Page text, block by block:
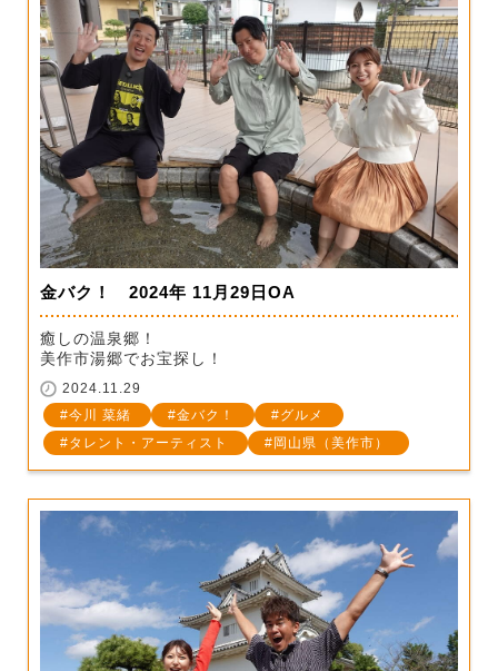
金バク！ 2024年 11月29日OA
癒しの温泉郷！
美作市湯郷でお宝探し！
2024.11.29
今川 菜緒
金バク！
グルメ
タレント・アーティスト
岡山県（美作市）